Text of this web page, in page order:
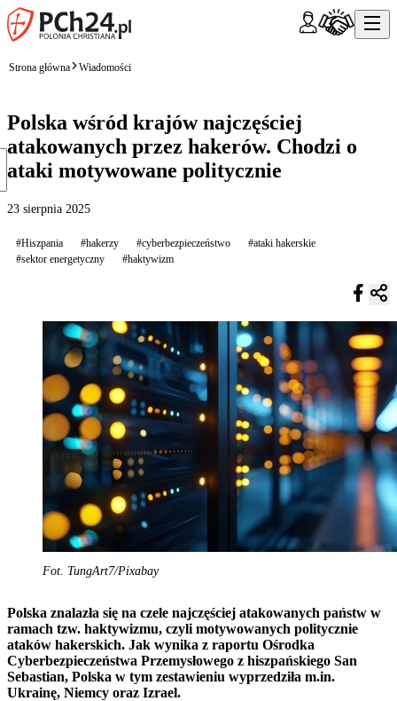
Strona główna Wiadomości
Polska wśród krajów najczęściej
atakowanych przez hakerów. Chodzi o
ataki motywowane politycznie
23 sierpnia 2025
#Hiszpania #hakerzy #cyberbezpieczeństwo
#ataki hakerskie
#sektor energetyczny
#haktywizm
Fot. TungArt7/Pixabay
Polska znalazła się na czele najczęściej atakowanych państw w
ramach tzw. haktywizmu, czyli motywowanych politycznie
ataków hakerskich. Jak wynika z raportu Ośrodka
Cyberbezpieczeństwa Przemysłowego z hiszpańskiego San
Sebastian, Polska w tym zestawieniu wyprzedziła m.in.
Ukrainę, Niemcy oraz Izrael.